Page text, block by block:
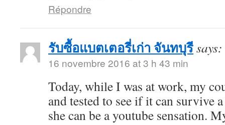
Répondre
รับซื้อแบตเตอรี่เก่า จันทบุรีsays:
16 novembre 2016 at 3 h 43 min
Today, while I was at work, my
and tested to see if it can survive
she can be a youtube sensation.